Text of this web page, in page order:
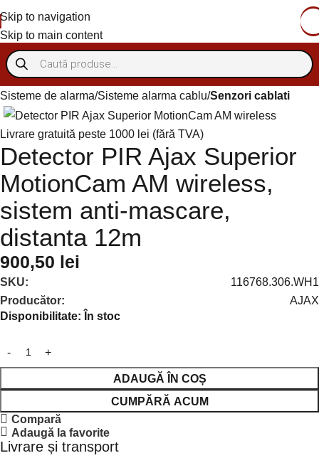
Skip to navigation
Skip to main content
Sisteme de alarma Sisteme alarma cablu Senzori cablati
Livrare gratuită peste 1000 lei (fără TVA)
Detector PIR Ajax Superior
MotionCam AM wireless,
sistem anti-mascare,
distanta 12m
900,50 lei
SKU:
116768.306.WH1
Producător:
AJAX
Disponibilitate: În stoc
ADAUGĂ ÎN COȘ
CUMPĂRĂ ACUM
Compară
Adaugă la favorite
Livrare și transport